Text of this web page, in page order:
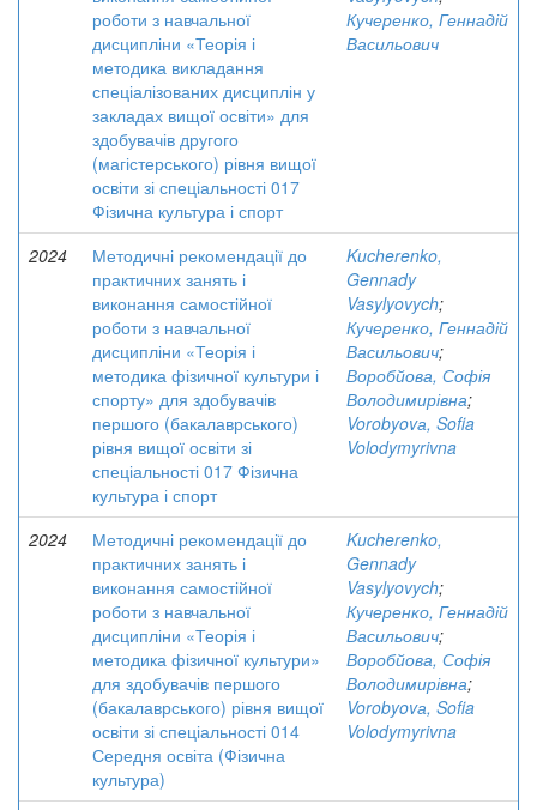
роботи з навчальної
дисципліни «Теорія і
методика викладання
спеціалізованих дисциплін у
закладах вищої освіти» для
здобувачів другого
(магістерського) рівня вищої
освіти зі спеціальності 017
Фізична культура і спорт
Кучеренко, Геннадій
Васильович
2024
Методичні рекомендації до
практичних занять і
виконання самостійної
роботи з навчальної
дисципліни «Теорія і
методика фізичної культури і
спорту» для здобувачів
першого (бакалаврського)
рівня вищої освіти зі
спеціальності 017 Фізична
культура і спорт
Kucherenko,
Gennady
Vasylyovych;
Кучеренко, Геннадій
Васильович;
Воробйова, Софія
Володимирівна;
Vorobyovа, Sofia
Volodymyrivna
2024
Методичні рекомендації до
практичних занять і
виконання самостійної
роботи з навчальної
дисципліни «Теорія і
методика фізичної культури»
для здобувачів першого
(бакалаврського) рівня вищої
освіти зі спеціальності 014
Середня освіта (Фізична
культура)
Kucherenko,
Gennady
Vasylyovych;
Кучеренко, Геннадій
Васильович;
Воробйова, Софія
Володимирівна;
Vorobyovа, Sofia
Volodymyrivna